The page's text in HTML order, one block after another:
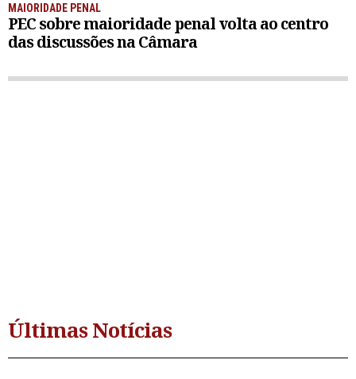
MAIORIDADE PENAL
PEC sobre maioridade penal volta ao centro
das discussões na Câmara
Últimas Notícias